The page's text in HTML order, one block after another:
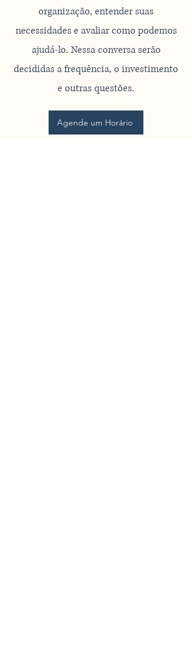
organização, entender suas
necessidades e avaliar como podemos
ajudá-lo. Nessa conversa serão
decididas a frequência, o investimento
e outras questões.
Agende um Horário